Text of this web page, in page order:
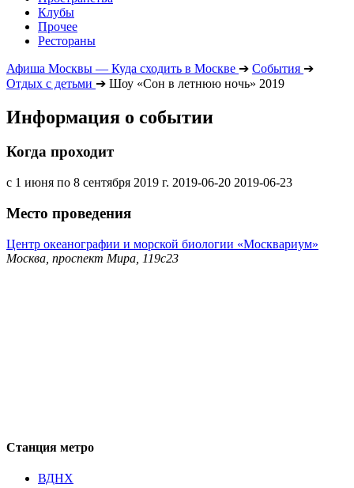
Клубы
Прочее
Рестораны
Афиша Москвы — Куда сходить в Москве ➔ События ➔
Отдых с детьми ➔ Шоу «Сон в летнюю ночь» 2019
Информация о событии
Когда проходит
с 1 июня по 8 сентября 2019 г. 2019-06-20 2019-06-23
Место проведения
Центр океанографии и морской биологии «Москвариум»
Москва, проспект Мира, 119с23
Станция метро
ВДНХ